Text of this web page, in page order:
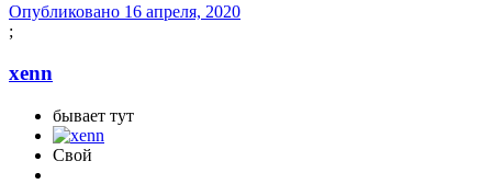
Опубликовано 16 апреля, 2020
;
xenn
бывает тут
Свой